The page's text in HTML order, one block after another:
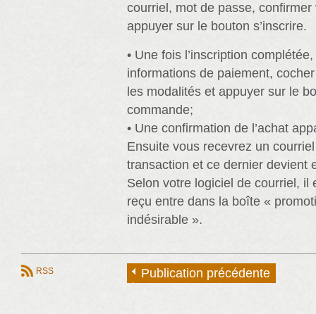
courriel, mot de passe,
appuyer sur le bouton s’inscrire.
• Une fois l’inscription
informations de paiement,
les modalités et appuyer sur le
commande;
• Une confirmation de l’achat
Ensuite vous recevrez un
transaction et ce dernier devient
Selon votre logiciel de courriel, il
reçu entre dans la boîte «
indésirable ».
RSS Publication précédente